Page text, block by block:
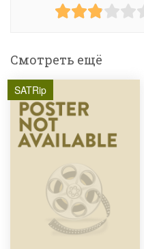
Смотреть ещё
SATRip